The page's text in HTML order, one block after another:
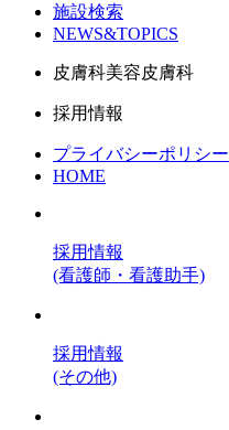
施設検索
NEWS&TOPICS
皮膚科美容皮膚科
採用情報
プライバシーポリシー
HOME
採用情報
(看護師・看護助手)
採用情報
(その他)